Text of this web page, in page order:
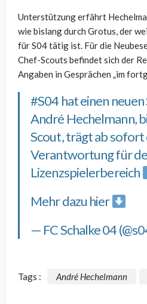
Unterstützung erfährt
wie bislang durch Grotus, der
für S04 tätig ist. Für die
Chef-Scouts befindet sich der
Angaben in Gesprächen „im
#S04 hat einen
André Hechelmann,
Scout, trägt ab sofort
Verantwortung für
Lizenzspielerbereich
Mehr dazu hier
— FC Schalke 04
Tags : André Hechelmann